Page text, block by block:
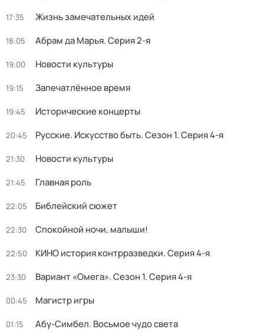
17:35 Жизнь замечательных идей
18:05 Абрам да Марья. Серия 2-я
19:00 Новости культуры
19:15 Запечатлённое время
19:45 Исторические концерты
20:45 Русские. Искусство быть. Сезон 1. Серия 4-я
21:30 Новости культуры
21:45 Главная роль
22:05 Библейский сюжет
22:30 Спокойной ночи, малыши!
22:50 КИНО история контрразведки. Серия 4-я
23:30 Вариант «Омега». Сезон 1. Серия 4-я
00:45 Магистр игры
01:15 Абу-Симбел. Восьмое чудо света